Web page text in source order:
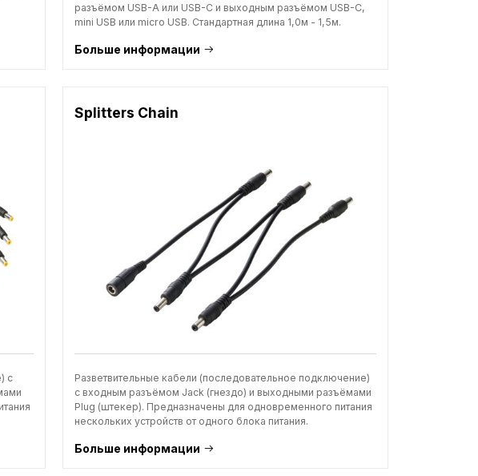
разъёмом USB-A или USB-C и выходным разъёмом USB-C,
mini USB или micro USB. Стандартная длина 1,0м - 1,5м.
Больше информации
с
Splitters Chain
Разветвительные кабели (последовательное подключение)
с входным разъёмом Jack (гнездо) и выходными разъёмами
Plug (штекер). Предназначены для одновременного питания
нескольких устройств от одного блока питания.
Больше информации